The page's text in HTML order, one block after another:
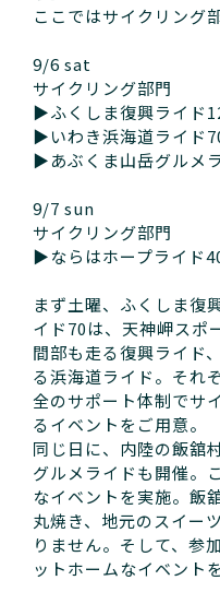
ここではサイクリング
9/6 sat
サイクリング部門
▶︎ふくしま復興ライド
▶︎いわき浜海道ライド
▶︎あぶくま山岳グルメ
9/7 sun
サイクリング部門
▶︎ならはホープライド
まず土曜、ふくしま復
イド70は、天神岬スポ
間部も走る復興ライド
る浜海道ライド。それ
全のサポート体制でサ
るイベントをご用意。
同じ日に、内陸の飯舘
グルメライドも開催。
なイベントを実施。飯
丸焼き、地元のスイー
りません。そして、参
ットホームなイベント